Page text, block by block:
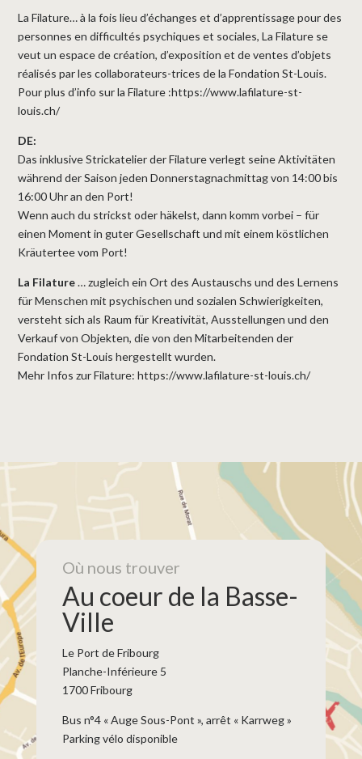
La Filature… à la fois lieu d’échanges et d’apprentissage pour des
personnes en difficultés psychiques et sociales, La Filature se
veut un espace de création, d’exposition et de ventes d’objets
réalisés par les collaborateurs-trices de la Fondation St-Louis.
Pour plus d’info sur la Filature :https://www.lafilature-st-
louis.ch/
DE:
Das inklusive Strickatelier der Filature verlegt seine Aktivitäten
während der Saison jeden Donnerstagnachmittag von 14:00 bis
16:00 Uhr an den Port!
Wenn auch du strickst oder häkelst, dann komm vorbei – für
einen Moment in guter Gesellschaft und mit einem köstlichen
Kräutertee vom Port!
La Filature… zugleich ein Ort des Austauschs und des Lernens
für Menschen mit psychischen und sozialen Schwierigkeiten,
versteht sich als Raum für Kreativität, Ausstellungen und den
Verkauf von Objekten, die von den Mitarbeitenden der
Fondation St-Louis hergestellt wurden.
Mehr Infos zur Filature:https://www.lafilature-st-louis.ch/
Où nous trouver
Au coeur de la Basse-
Ville
Le Port de Fribourg
Planche-Inférieure 5
1700 Fribourg
Bus n°4 « Auge Sous-Pont », arrêt « Karrweg »
Parking vélo disponible